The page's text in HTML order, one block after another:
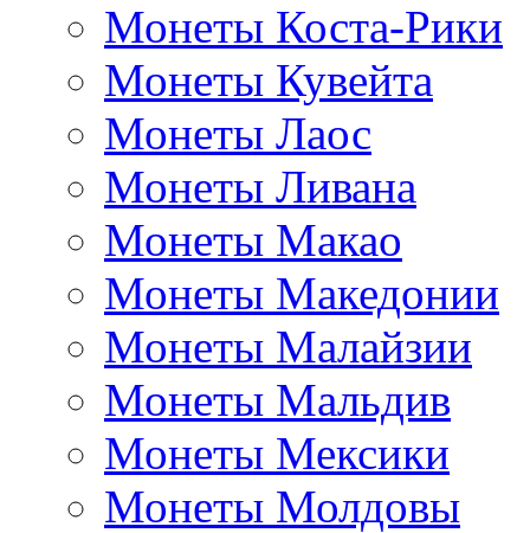
Монеты Коста-Рики
Монеты Кувейта
Монеты Лаос
Монеты Ливана
Монеты Макао
Монеты Македонии
Монеты Малайзии
Монеты Мальдив
Монеты Мексики
Монеты Молдовы